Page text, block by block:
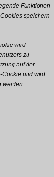
Funktionen
speichern
wird
zu
auf der
Cookie und wird
werden.